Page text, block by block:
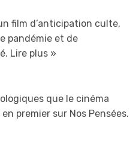
film d’anticipation culte,
pandémie et de
Lire plus »
que le cinéma
premier sur Nos Pensées.